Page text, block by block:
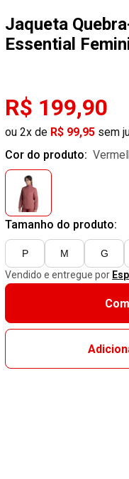
Jaqueta
Essential
R$ 199,90
ou 2x de R$ 99,95 sem
Cor do produto:
Tamanho do produto:
P M G
Vendido e entregue por